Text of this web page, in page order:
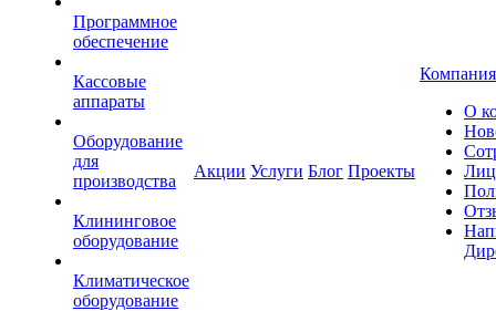
Программное
обеспечение
Кассовые
аппараты
Оборудование
для
производства
Клининговое
оборудование
Климатическое
оборудование
Акции Услуги Блог Проекты
Компания
О